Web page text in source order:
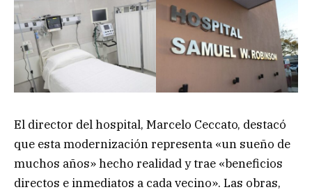
El director del hospital, Marcelo Ceccato, destacó
que esta modernización representa «un sueño de
muchos años» hecho realidad y trae «beneficios
directos e inmediatos a cada vecino». Las obras,